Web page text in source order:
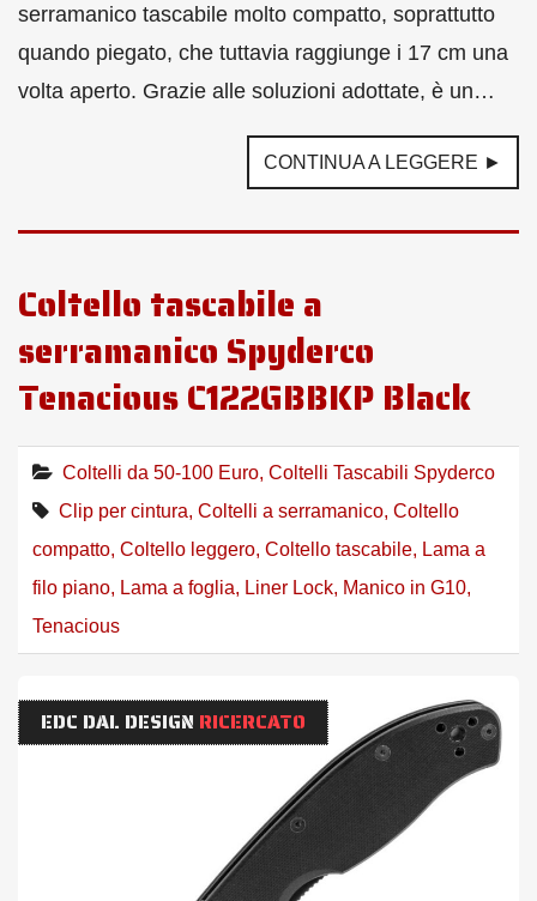
serramanico tascabile molto compatto, soprattutto
quando piegato, che tuttavia raggiunge i 17 cm una
volta aperto. Grazie alle soluzioni adottate, è un…
CONTINUA A LEGGERE ►
Coltello tascabile a
serramanico Spyderco
Tenacious C122GBBKP Black
Coltelli da 50-100 Euro, Coltelli Tascabili Spyderco
Clip per cintura, Coltelli a serramanico, Coltello
compatto, Coltello leggero, Coltello tascabile, Lama a
filo piano, Lama a foglia, Liner Lock, Manico in G10,
Tenacious
EDC DAL DESIGN RICERCATO